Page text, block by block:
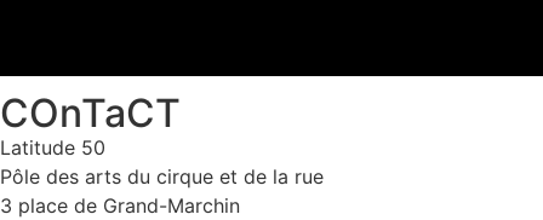
COnTaCT
Latitude 50
Pôle des arts du cirque et de la rue
3 place de Grand-Marchin